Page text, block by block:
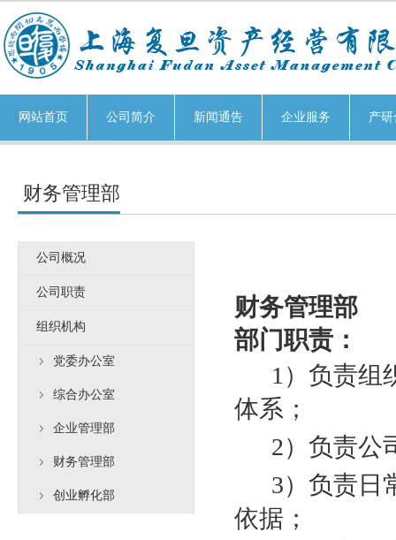
网站首页 公司简介 新闻通告 企业服务 产
财务管理部
公司概况
公司职责
组织机构
党委办公室
综合办公室
企业管理部
财务管理部
创业孵化部
财务管理部
部门职责：
1 ）负责组
体系；
2）负责公
3）负责日
依据；